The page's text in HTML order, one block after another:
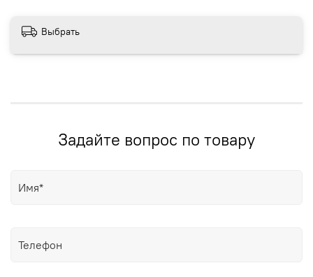
Выбрать
Задайте вопрос по товару